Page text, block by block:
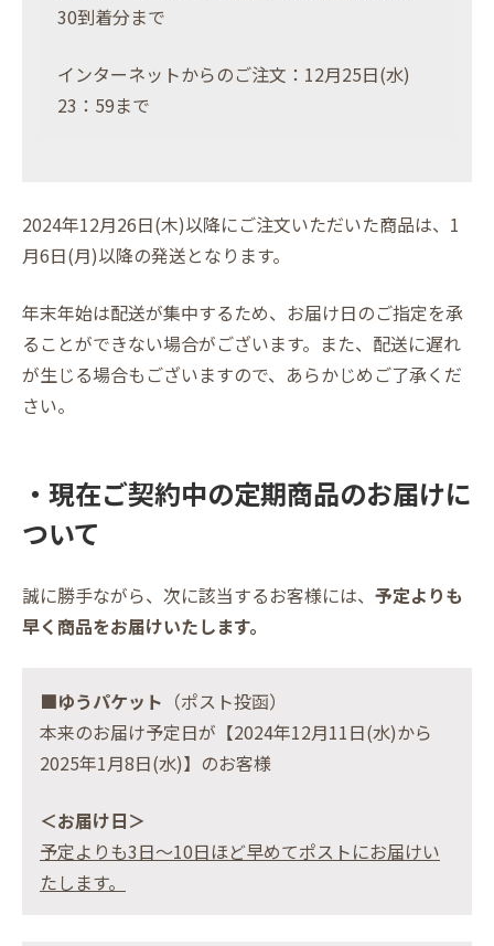
30到着分まで
インターネットからのご注文：12月25日(水)
23：59まで
2024年12月26日(木)以降にご注文いただいた商品は、1
月6日(月)以降の発送となります。
年末年始は配送が集中するため、お届け日のご指定を承
ることができない場合がございます。また、配送に遅れ
が生じる場合もございますので、あらかじめご了承くだ
さい。
・現在ご契約中の定期商品のお届けに
ついて
誠に勝手ながら、次に該当するお客様には、 予定よりも
早く商品をお届けいたします。
■ゆうパケット （ポスト投函）
本来のお届け予定日が【2024年12月11日(水)から
2025年1月8日(水)】のお客様
＜お届け日＞
予定よりも3日～10日ほど早めてポストにお届けい
たします。